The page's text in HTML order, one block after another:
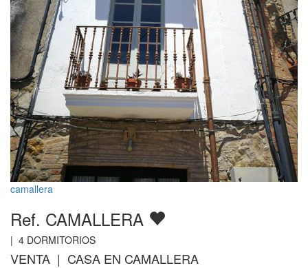
camallera
Ref. CAMALLERA
| 4 DORMITORIOS
VENTA | CASA EN CAMALLERA